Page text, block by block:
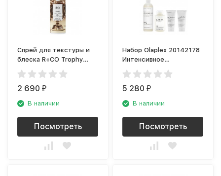
Спрей для текстуры и
блеска R+CO Trophy
R1ASHLS06A1
2 690₽
В наличии
Посмотреть
Набор Olaplex 20142178
Интенсивное
восстановление волос
5 280₽
В наличии
Посмотреть